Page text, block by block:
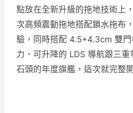
點放在全新升級的拖地技術上
次高頻震動拖地搭配鎖水拖布
驗，同時搭配 4.5+4.3cm 雙
力、可升降的 LDS 導航跟三
石頭的年度旗艦，這次就完整